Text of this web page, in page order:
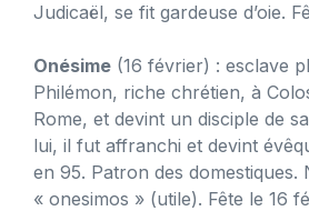
Judicaël, se fit gardeuse d’oie.
Onésime (16 février) : esclave
Philémon, riche chrétien, à
Rome, et devint un disciple de
lui, il fut affranchi et devint
en 95. Patron des domestiques.
« onesimos » (utile). Fête le 16